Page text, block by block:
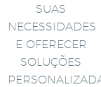
SUAS
NECESSIDADES
E OFERECER
SOLUÇÕES